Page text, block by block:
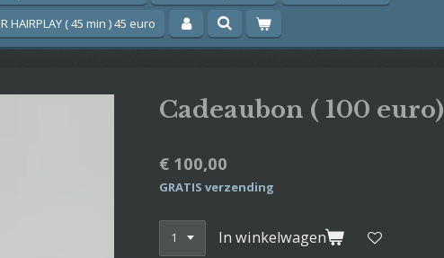
HAIRPLAY ( 45 min ) 45 euro
Cadeaubon ( 100 euro)
€ 100,00
GRATIS verzending
In winkelwagen